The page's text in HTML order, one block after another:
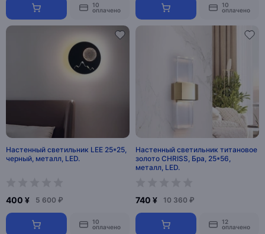
10
оплачено
10
оплачено
Настенный светильник LEE 25*25,
черный, металл, LED.
400 ¥ 5 600 ₽
10
оплачено
Настенный светильник титановое
золото CHRISS, Бра, 25*56,
металл, LED.
740 ¥ 10 360 ₽
12
оплачено